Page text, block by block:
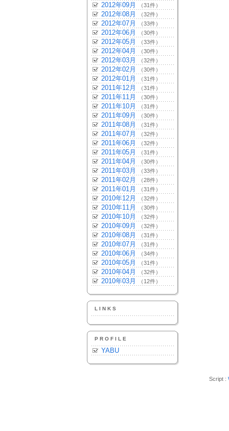
2012年09月 （31件）
2012年08月 （32件）
2012年07月 （33件）
2012年06月 （30件）
2012年05月 （33件）
2012年04月 （30件）
2012年03月 （32件）
2012年02月 （30件）
2012年01月 （31件）
2011年12月 （31件）
2011年11月 （30件）
2011年10月 （31件）
2011年09月 （30件）
2011年08月 （31件）
2011年07月 （32件）
2011年06月 （32件）
2011年05月 （31件）
2011年04月 （30件）
2011年03月 （33件）
2011年02月 （28件）
2011年01月 （31件）
2010年12月 （32件）
2010年11月 （30件）
2010年10月 （32件）
2010年09月 （32件）
2010年08月 （31件）
2010年07月 （31件）
2010年06月 （34件）
2010年05月 （31件）
2010年04月 （32件）
2010年03月 （12件）
LINKS
PROFILE
YABU
Script :